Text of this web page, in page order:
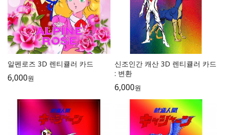
알펜로즈 3D 렌티큘러 카드
6,000원
신조인간 캐산 3D 렌티큘러 카드
: 변환
6,000원